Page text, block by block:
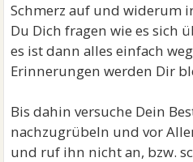
Schmerz auf und widerum
Du Dich fragen wie es sich
es ist dann alles einfach
Erinnerungen werden Dir
Bis dahin versuche Dein
nachzugrübeln und vor
und ruf ihn nicht an, bzw.